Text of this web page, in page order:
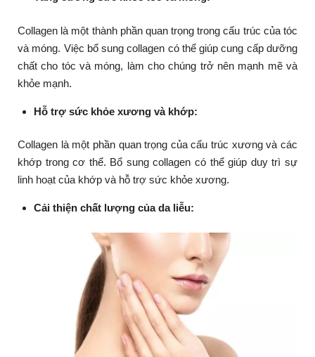
Collagen là một thành phần quan trọng trong cấu trúc của tóc
và móng. Việc bổ sung collagen có thể giúp cung cấp dưỡng
chất cho tóc và móng, làm cho chúng trở nên mạnh mẽ và
khỏe mạnh.
Hỗ trợ sức khỏe xương và khớp:
Collagen là một phần quan trọng của cấu trúc xương và các
khớp trong cơ thể. Bổ sung collagen có thể giúp duy trì sự
linh hoạt của khớp và hỗ trợ sức khỏe xương.
Cải thiện chất lượng của da liễu: